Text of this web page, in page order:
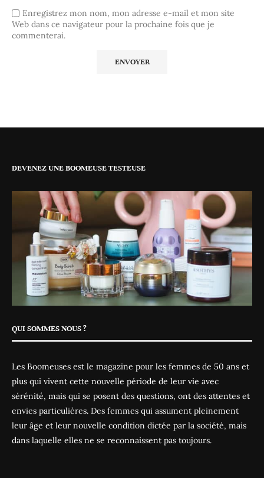
Enregistrez mon nom, mon adresse e-mail et mon site
Web dans ce navigateur pour la prochaine fois que je
commenterai.
DEVENEZ UNE BOOMEUSE TESTEUSE
QUI SOMMES NOUS ?
Les Boomeuses est le magazine pour les femmes de 50 ans et
plus qui vivent cette nouvelle période de leur vie avec
sérénité, mais qui se posent des questions, ont des attentes et
envies particulières. Des femmes qui assument pleinement
leur âge et leur nouvelle condition dictée par la société, mais
dans laquelle elles ne se reconnaissent pas toujours.